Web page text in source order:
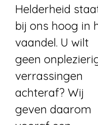
Helderheid
bij ons hoog in
vaandel. U wilt
geen
verrassingen
achteraf? Wij
geven daarom